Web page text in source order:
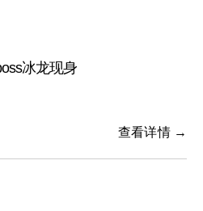
冰龙现身
查看详情 →